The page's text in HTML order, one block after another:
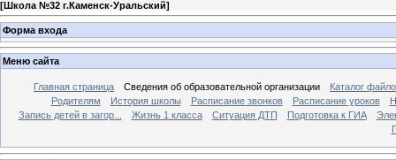
[Школа №32 г.Каменск-Уральский]
Форма входа
Меню сайта
Главная страница Сведения об образовательной организации
Каталог
Родителям
История школы Расписание звонков Расписание уроков
Запись детей в загор...
Жизнь 1 класса Ситуация ДТП Подготовка к ГИА